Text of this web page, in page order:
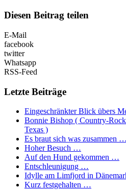
Diesen Beitrag teilen
E-Mail
facebook
twitter
Whatsapp
RSS-Feed
Letzte Beiträge
Eingeschränkter Blick übers
Bonnie Bishop ( Country-
Texas )
Es braut sich was zusammen
Hoher Besuch …
Auf den Hund gekommen …
Entschleunigung …
Idylle am Limfjord in
Kurz festgehalten …